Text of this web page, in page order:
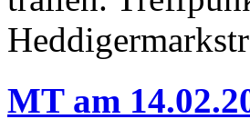
MT am